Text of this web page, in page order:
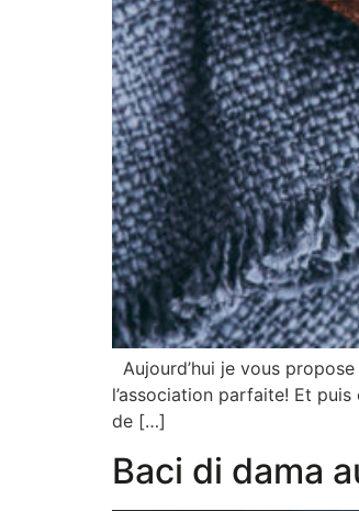
Aujourd’hui je vous
l’association parfaite! Et
de […]
Baci di dama